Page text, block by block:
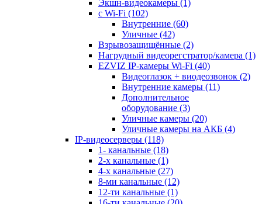
Экшн-видеокамеры (1)
с Wi-Fi (102)
Внутренние (60)
Уличные (42)
Взрывозащищённые (2)
Нагрудный видеорегстратор/камера (1)
EZVIZ IP-камеры Wi-Fi (40)
Видеоглазок + виодеозвонок (2)
Внутренние камеры (11)
Дополнительное
оборудование (3)
Уличные камеры (20)
Уличные камеры на АКБ (4)
IP-видеосерверы (118)
1- канальные (18)
2-х канальные (1)
4-х канальные (27)
8-ми канальные (12)
12-ти канальные (1)